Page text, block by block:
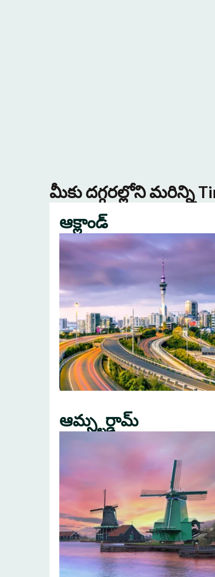
మీకు దగ్గరల్లోని మరిన్ని
ఆక్లాండ్
ఆమ్స్టర్డామ్